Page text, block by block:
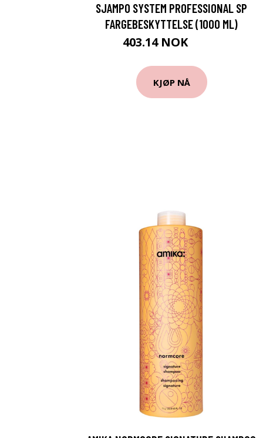
SJAMPO SYSTEM PROFESSIONAL SP
FARGEBESKYTTELSE (1000 ML)
403.14 NOK
KJØP NÅ